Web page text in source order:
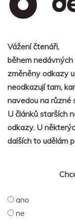
Vážení čtenáři,
během
změněny odkazy
neodkazují tam,
navedou na různé
U článků starších
odkazy. U
dalších to udělám
ano
ne